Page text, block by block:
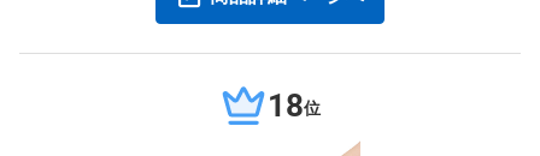
18位